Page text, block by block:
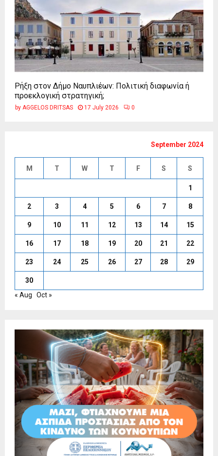
Ρήξη στον Δήμο Ναυπλιέων: Πολιτική διαφωνία ή
προεκλογική στρατηγική;
by AGGELOS DRITSAS 17 July 2026 0
September 2024
M T W T F S S
1
2 3 4 5 6 7 8
9 10 11 12 13 14 15
16 17 18 19 20 21 22
23 24 25 26 27 28 29
30
« Aug
Oct »